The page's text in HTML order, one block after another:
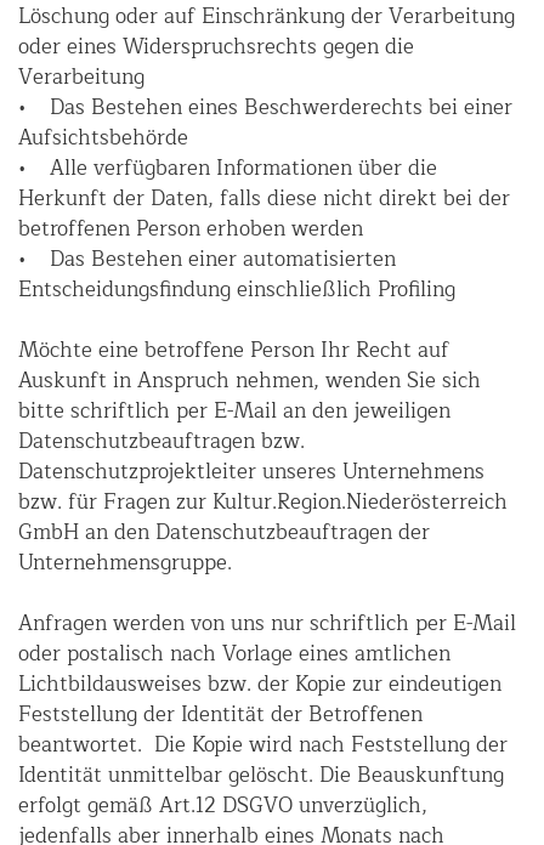
Löschung oder auf Einschränkung der Verarbeitung
oder eines Widerspruchsrechts gegen die
Verarbeitung
• Das Bestehen eines Beschwerderechts bei einer
Aufsichtsbehörde
• Alle verfügbaren Informationen über die
Herkunft der Daten, falls diese nicht direkt bei der
betroffenen Person erhoben werden
• Das Bestehen einer automatisierten
Entscheidungsfindung einschließlich Profiling
Möchte eine betroffene Person Ihr Recht auf
Auskunft in Anspruch nehmen, wenden Sie sich
bitte schriftlich per E-Mail an den jeweiligen
Datenschutzbeauftragen bzw.
Datenschutzprojektleiter unseres Unternehmens
bzw. für Fragen zur Kultur.Region.Niederösterreich
GmbH an den Datenschutzbeauftragen der
Unternehmensgruppe.
Anfragen werden von uns nur schriftlich per E-Mail
oder postalisch nach Vorlage eines amtlichen
Lichtbildausweises bzw. der Kopie zur eindeutigen
Feststellung der Identität der Betroffenen
beantwortet. Die Kopie wird nach Feststellung der
Identität unmittelbar gelöscht. Die Beauskunftung
erfolgt gemäß Art.12 DSGVO unverzüglich,
jedenfalls aber innerhalb eines Monats nach